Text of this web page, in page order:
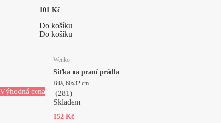
101 Kč
Do košíku
Do košíku
Výhodná cena
Wenko
Síťka na praní prádla
Bílá, 60x32 cm
(281)
Skladem
152 Kč